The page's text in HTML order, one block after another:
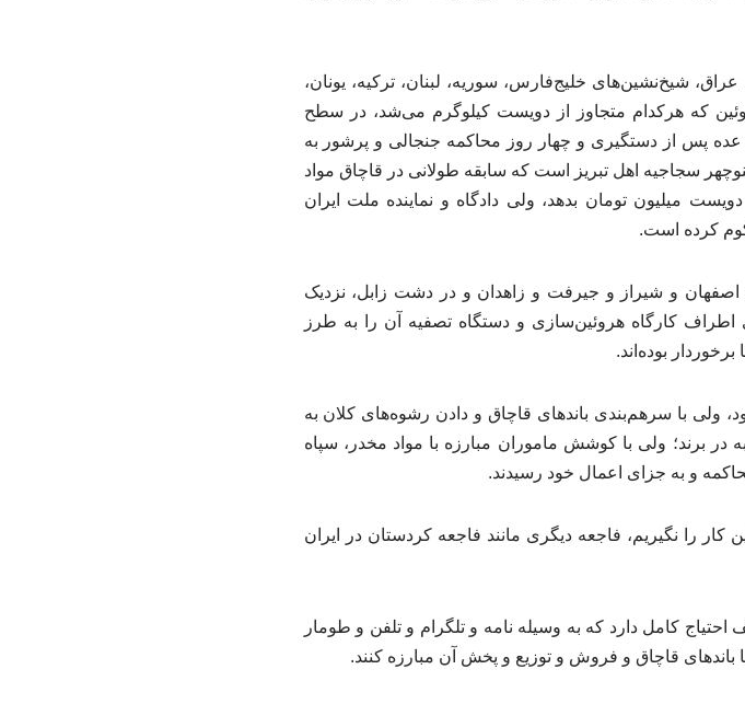
عراق، شیخ‌نشین‌های خلیج‌فارس، سوریه، لبنان، ترکیه، یونان،
که هرکدام متجاوز از دویست کیلوگرم می‌شد، در سطح
پس از دستگیری و چهار روز محاکمه جنجالی و پرشور به
سجاجیه اهل تبریز است که سابقه طولانی در قاچاق مواد
میلیون تومان بدهد، ولی دادگاه و نماینده ملت ایران
کرده است.
اصفهان و شیراز و جیرفت و زاهدان و در دشت زابل، نزدیک
کارگاه هروئین‌سازی و دستگاه تصفیه آن را به طرز
بوده‌اند.
ولی با سرهم‌بندی باندهای قاچاق و دادن رشوه‌های کلان به
برند؛ ولی با کوشش ماموران مبارزه با مواد مخدر، سپاه
و به جزای اعمال خود رسیدند.
کار را نگیریم، فاجعه دیگری مانند فاجعه کردستان در ایران
کامل دارد که به وسیله نامه و تلگرام و تلفن و طومار
باندهای قاچاق و فروش و توزیع و پخش آن مبارزه کنند.